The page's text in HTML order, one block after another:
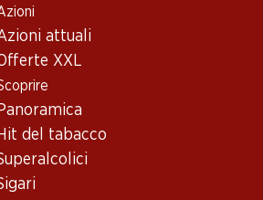
attuali
XXL
Panoramica
Hit del tabacco
Vino/champagne
Rossiglione
Rosé Terres du Midi IGP